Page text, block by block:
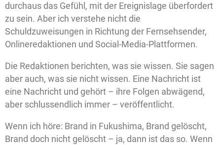
durchaus das Gefühl, mit der Ereignislage überfordert
zu sein. Aber ich verstehe nicht die
Schuldzuweisungen in Richtung der Fernsehsender,
Onlineredaktionen und Social-Media-Plattformen.
Die Redaktionen berichten, was sie wissen. Sie sagen
aber auch, was sie nicht wissen. Eine Nachricht ist
eine Nachricht und gehört – ihre Folgen abwägend,
aber schlussendlich immer – veröffentlicht.
Wenn ich höre: Brand in Fukushima, Brand gelöscht,
Brand doch nicht gelöscht – ja, dann ist das so. Wenn